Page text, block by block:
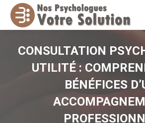
CONSULTATION
UTILITÉ :
BÉNÉFICES